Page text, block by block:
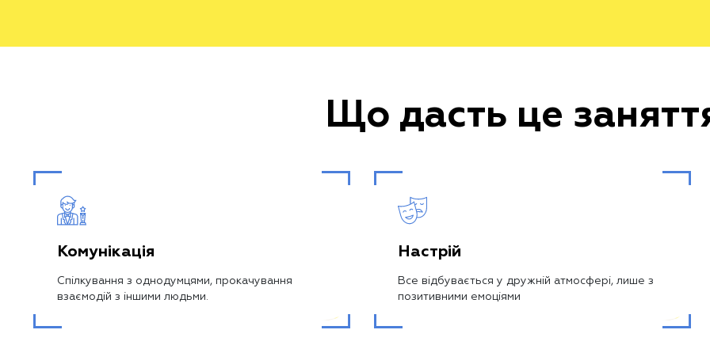
Що дасть це
Комунікація
Спілкування з однодумцями, прокачування
взаємодій з іншими людьми.
Настрій
Все відбувається у дружній атмосфері, лише з
позитивними емоціями